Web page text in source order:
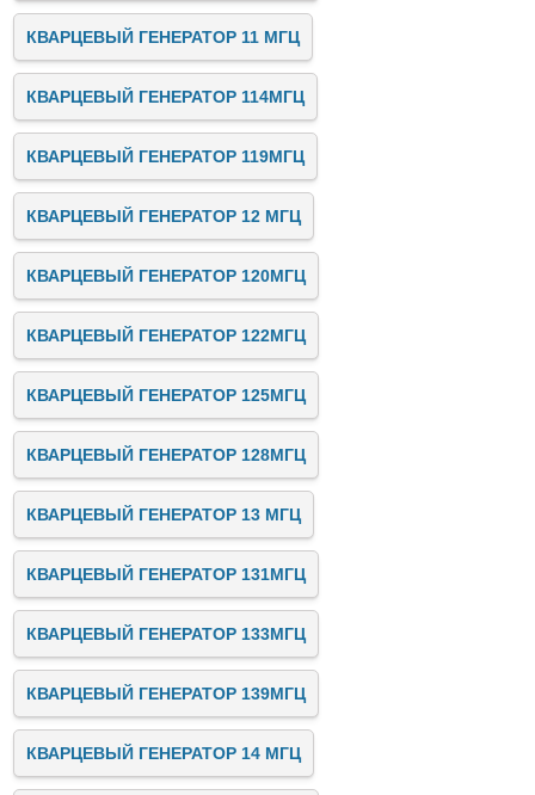
КВАРЦЕВЫЙ ГЕНЕРАТОР 11 МГЦ
КВАРЦЕВЫЙ ГЕНЕРАТОР 114МГЦ
КВАРЦЕВЫЙ ГЕНЕРАТОР 119МГЦ
КВАРЦЕВЫЙ ГЕНЕРАТОР 12 МГЦ
КВАРЦЕВЫЙ ГЕНЕРАТОР 120МГЦ
КВАРЦЕВЫЙ ГЕНЕРАТОР 122МГЦ
КВАРЦЕВЫЙ ГЕНЕРАТОР 125МГЦ
КВАРЦЕВЫЙ ГЕНЕРАТОР 128МГЦ
КВАРЦЕВЫЙ ГЕНЕРАТОР 13 МГЦ
КВАРЦЕВЫЙ ГЕНЕРАТОР 131МГЦ
КВАРЦЕВЫЙ ГЕНЕРАТОР 133МГЦ
КВАРЦЕВЫЙ ГЕНЕРАТОР 139МГЦ
КВАРЦЕВЫЙ ГЕНЕРАТОР 14 МГЦ